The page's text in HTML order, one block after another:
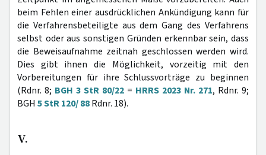
beim Fehlen einer ausdrücklichen Ankündigung kann für
die Verfahrensbeteiligte aus dem Gang des Verfahrens
selbst oder aus sonstigen Gründen erkennbar sein, dass
die Beweisaufnahme zeitnah geschlossen werden wird.
Dies gibt ihnen die Möglichkeit, vorzeitig mit den
Vorbereitungen für ihre Schlussvorträge zu beginnen
(Rdnr. 8; BGH 3 StR 80/22 = HRRS 2023 Nr. 271, Rdnr. 9;
BGH 5 StR 120/ 88Rdnr. 18).
V.